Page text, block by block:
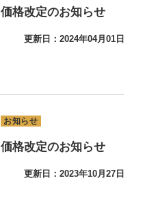
価格改定のお知らせ
更新日：2024年04月01日
お知らせ
価格改定のお知らせ
更新日：2023年10月27日